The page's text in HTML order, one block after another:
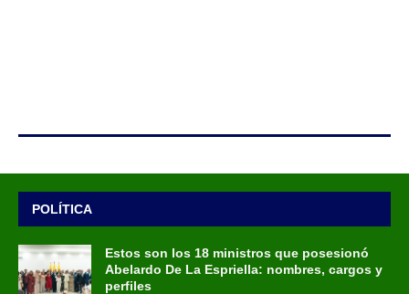
POLÍTICA
Estos son los 18 ministros que posesionó
Abelardo De La Espriella: nombres, cargos y
perfiles